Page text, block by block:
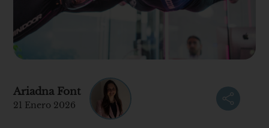
Ariadna Font
21 Enero 2026